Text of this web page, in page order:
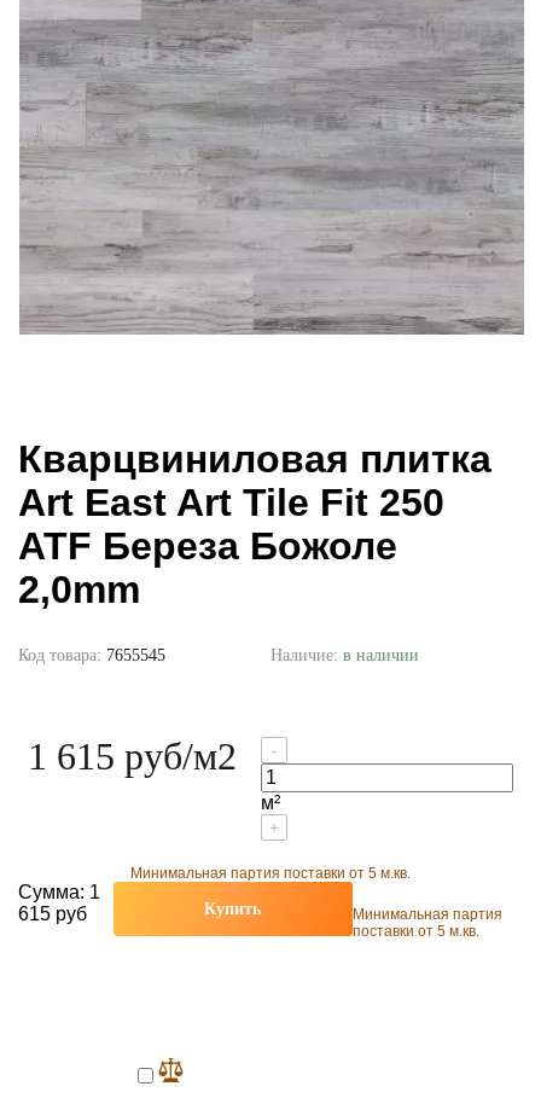
Кварцвиниловая плитка
Art East Art Tile Fit 250
ATF Береза Божоле
2,0mm
Код товара: 7655545 Наличие: в наличии
1 615 руб/м2 -
м²
+
Минимальная партия поставки от 5 м.кв.
Сумма: 1
615 руб
Купить
Минимальная партия
поставки от 5 м.кв.